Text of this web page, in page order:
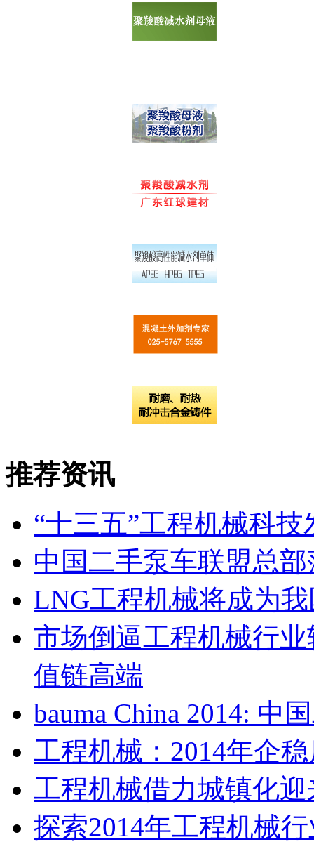
推荐资讯
“十三五”工程机械科
中国二手泵车联盟总
LNG工程机械将成为
市场倒逼工程机械行
值链高端
bauma China 2014: 中
工程机械：2014年企
工程机械借力城镇化
探索2014年工程机械